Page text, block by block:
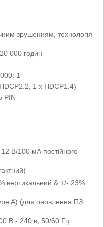
зрушенням, технологія
000 годин
1
1 х HDCP1.4)
PIN
В/100 мА постійного
вертикальний & +/- 23%
A) (для оновлення ПЗ
В - 240 в, 50/60 Гц